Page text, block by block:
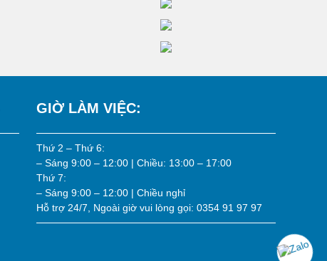
GIỜ LÀM VIỆC:
Thứ 2 – Thứ 6:
– Sáng 9:00 – 12:00 | Chiều: 13:00 – 17:00
Thứ 7:
– Sáng 9:00 – 12:00 | Chiều nghỉ
Hỗ trợ 24/7, Ngoài giờ vui lòng gọi: 0354 91 97 97